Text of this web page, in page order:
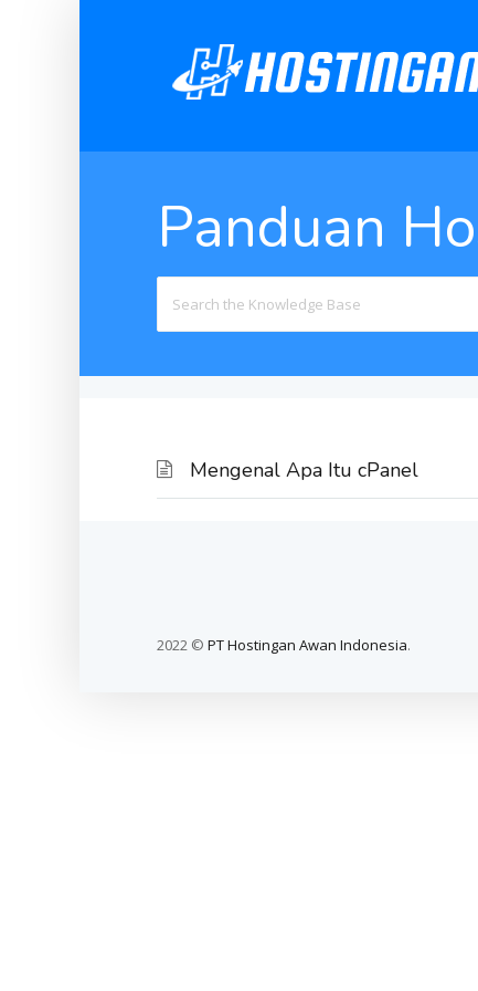
Panduan
For
Mengenal Apa Itu cPanel
2022 © PT Hostingan Awan Indonesia.